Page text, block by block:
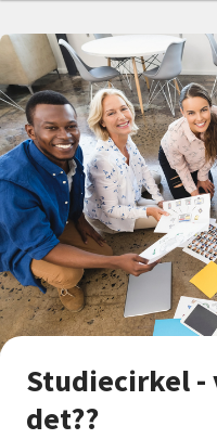
Studiecirkel -
det??